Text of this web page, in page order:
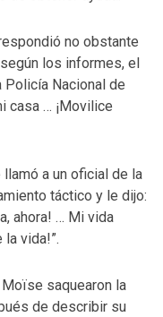
no obstante
los informes, el
Nacional de
casa … ¡Movilice
a un oficial de la
táctico y le dijo:
ahora! … Mi vida
la vida!”.
saquearon la
de describir su